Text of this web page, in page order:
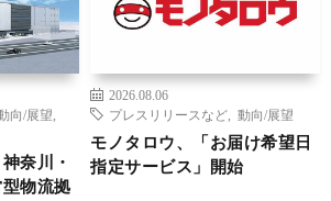
向/展望
奈川・
物流拠
2026.08.06
プレスリリースなど
動向/展望
モノタロウ、「お届け希望日
指定サービス」開始